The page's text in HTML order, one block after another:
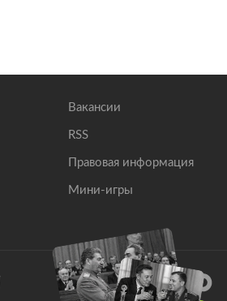
Вакансии
RSS
Правовая информация
Мини-игры